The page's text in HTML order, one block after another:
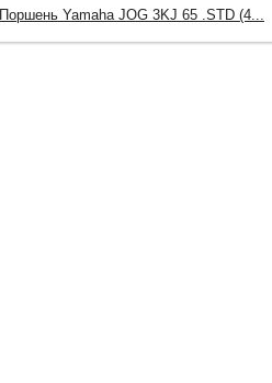
Поршень Yamaha JOG 3KJ 65 .STD (4...